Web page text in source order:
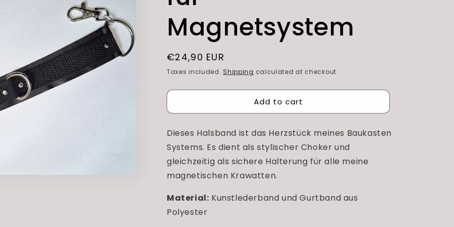
e
g
i
o
n
Magnetsystem
Regular
price
€24,90 EUR
Taxes included. Shipping calculated at checkout.
Add to cart
Dieses Halsband ist das Herzstück meines Baukasten
Systems. Es dient als stylischer Choker und
gleichzeitig als sichere Halterung für alle meine
magnetischen Krawatten.
Material: Kunstlederband und Gurtband aus
Polyester